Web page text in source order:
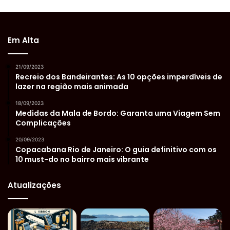
Em Alta
21/09/2023
Recreio dos Bandeirantes: As 10 opções imperdíveis de
lazer na região mais animada
18/09/2023
Medidas da Mala de Bordo: Garanta uma Viagem Sem
Complicações
20/09/2023
Copacabana Rio de Janeiro: O guia definitivo com os
10 must-do no bairro mais vibrante
Atualizações